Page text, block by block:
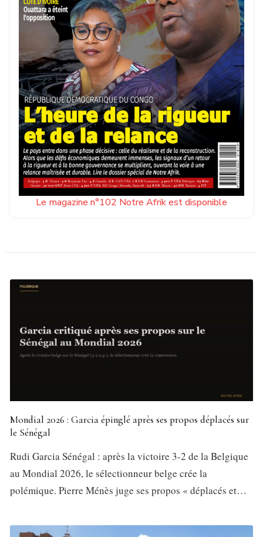
Le magazine n°102 Notre Afrik est disponible
Mondial 2026 : Garcia épinglé après ses propos déplacés sur
le Sénégal
Rudi Garcia Sénégal : après la victoire 3-2 de la Belgique
au Mondial 2026, le sélectionneur belge crée la
polémique. Pierre Ménès juge ses propos « déplacés et…